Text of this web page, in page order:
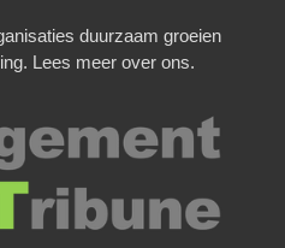
duurzaam groeien
Lees meer over ons.